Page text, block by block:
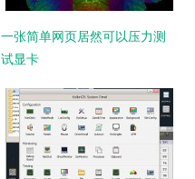
一张简单网页居然可以压力测
试显卡